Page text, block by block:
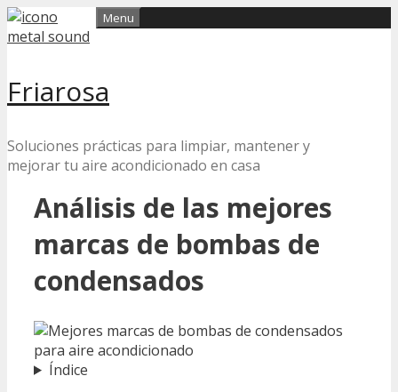
Skip
to
Friarosa
Soluciones prácticas para limpiar, mantener y
mejorar tu aire acondicionado en casa
Menu
Análisis de las mejores
marcas de bombas de
condensados
Índice